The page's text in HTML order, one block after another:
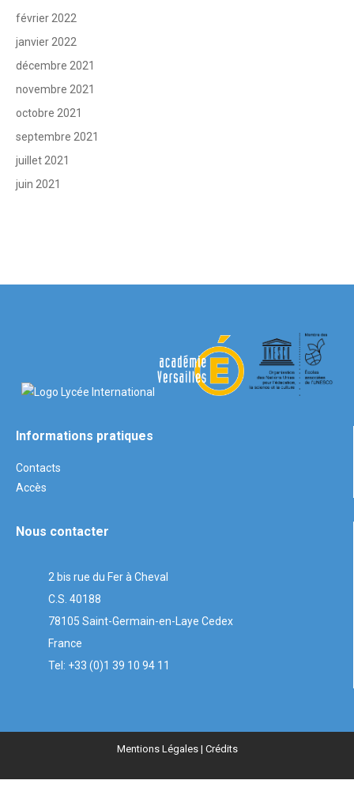
février 2022
janvier 2022
décembre 2021
novembre 2021
octobre 2021
septembre 2021
juillet 2021
juin 2021
Informations pratiques
Contacts
Accès
Nous contacter
2 bis rue du Fer à Cheval
C.S. 40188
78105 Saint-Germain-en-Laye Cedex
France
Tel: +33 (0)1 39 10 94 11
Mentions Légales| Crédits